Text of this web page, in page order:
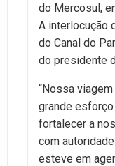
do Mercosul,
A interlocução
do Canal do
do presidente
“Nossa
grande
fortalecer a
com
esteve em